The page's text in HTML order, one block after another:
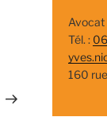
Avocat
Tél. :
160